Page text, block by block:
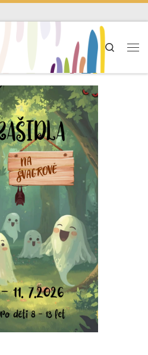
Search